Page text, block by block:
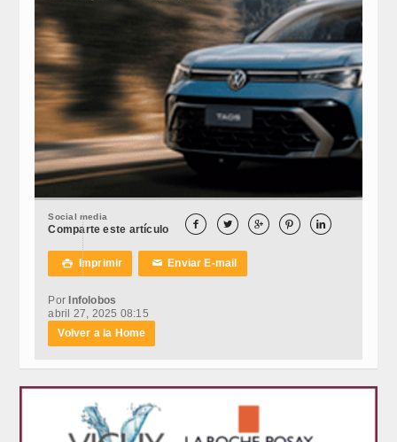
Social media
Comparte este artículo     
 Imprimir ✉Enviar E-mail
PorInfolobos
abril 27, 2025 08:15
Volver a la Home